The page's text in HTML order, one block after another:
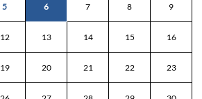
5 6 7 8 9
12 13 14 15 16
19 20 21 22 23